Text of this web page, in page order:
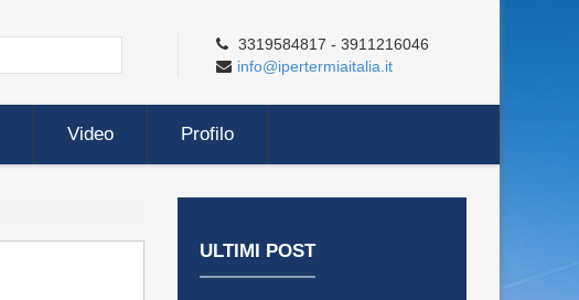
3319584817 - 3911216046
info@ipertermiaitalia.it
Video Profilo
ULTIMI POST